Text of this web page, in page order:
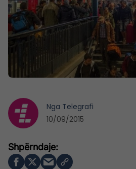
Nga Telegrafi
10/09/2015